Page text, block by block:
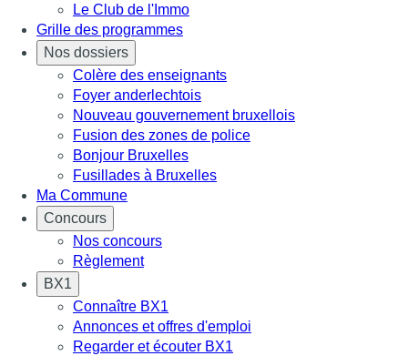
Le Club de l'Immo
Grille des programmes
Nos dossiers
Colère des enseignants
Foyer anderlechtois
Nouveau gouvernement bruxellois
Fusion des zones de police
Bonjour Bruxelles
Fusillades à Bruxelles
Ma Commune
Concours
Nos concours
Règlement
BX1
Connaître BX1
Annonces et offres d'emploi
Regarder et écouter BX1